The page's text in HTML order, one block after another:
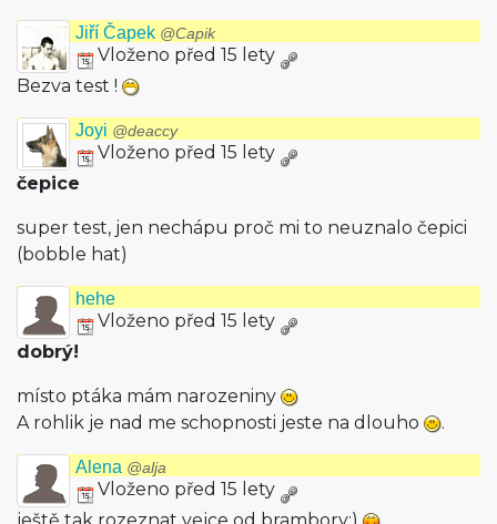
Jiří Čapek @Capik
Vloženo před 15 lety
Bezva test !
Joyi @deaccy
Vloženo před 15 lety
čepice
super test, jen nechápu proč mi to neuznalo čepici
(bobble hat)
hehe
Vloženo před 15 lety
dobrý!
místo ptáka mám narozeniny
A rohlik je nad me schopnosti jeste na dlouho
.
Alena @alja
Vloženo před 15 lety